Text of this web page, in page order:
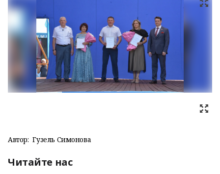
Автор: Гузель Симонова
Читайте нас